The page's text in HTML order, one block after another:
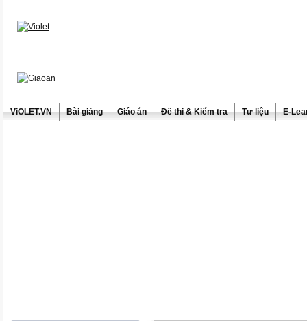
ViOLET.VN Bài giảng Giáo án Đề thi & Kiểm tra Tư liệu E-